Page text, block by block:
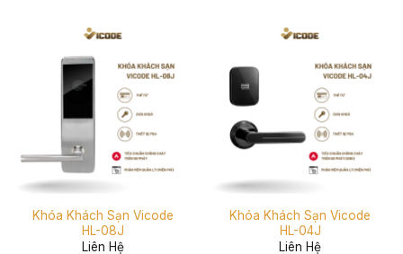
Khóa Khách Sạn Vicode
HL-08J
Liên Hệ
Khóa Khách Sạn Vicode
HL-04J
Liên Hệ